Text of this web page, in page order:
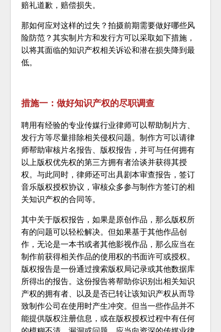
赔礼道歉，赔偿损失。
那如何应对这样的过失？拍摄前期需要做好哪些风
险防范？其实制片方和发行方可以采取如下措施，
以将其面临的知识产权相关诉讼和潜在损失降到最
低。
措施一：做好知识产权的尽职调查
聘用有经验的专业传媒行业律师可以帮助制片方、
发行方等尽量排除相关侵权问题。制作方可以请律
师帮助审核片名报告、版权报告，并可与任何拥有
以上版权优先权的第三方拥有者洽谈并获得其授
权。与此同时，律师还可出具剧本审查报告，签订
音乐版权授权协议，审核众多参与制作方签订的相
关知识产权的合同等。
其中关于版权报告，如果是原创作品，那么版权所
有的问题可以轻松解决。但如果基于其他作品创
作，无论是一本书或者其他影视作品，那么应当在
制作前获得相关作品的使用权的书面许可或授权。
版权报告是一份通过搜索版权局记录或其他数据库
所得出的报告。这份报告将帮助你识别出相关知识
产权的拥有者、以及是否已转让该知识产权从而导
致制作公司在使用时产生冲突。但当一些作品并不
能提供版权注册信息，或在版权授权过程中有任何